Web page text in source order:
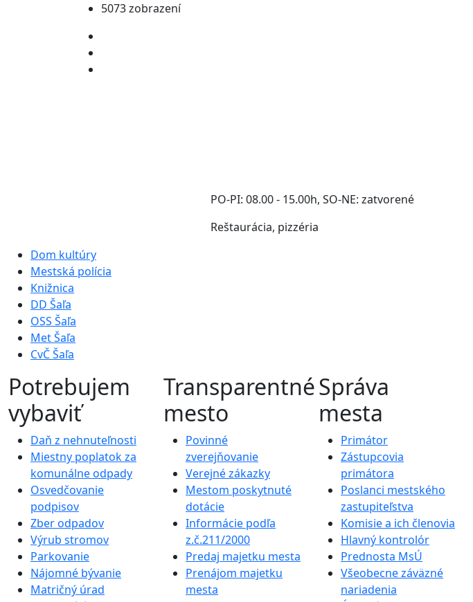
5073 zobrazení
PO-PI: 08.00 - 15.00h, SO-NE: zatvorené
Reštaurácia, pizzéria
Dom kultúry
Mestská polícia
Knižnica
DD Šaľa
OSS Šaľa
Met Šaľa
CvČ Šaľa
Potrebujem
vybaviť
Daň z nehnuteľnosti
Miestny poplatok za
komunálne odpady
Osvedčovanie
podpisov
Zber odpadov
Výrub stromov
Parkovanie
Nájomné bývanie
Matričný úrad
Transparentné
mesto
Povinné
zverejňovanie
Verejné zákazky
Mestom poskytnuté
dotácie
Informácie podľa
z.č.211/2000
Predaj majetku mesta
Prenájom majetku
mesta
Správa
mesta
Primátor
Zástupcovia
primátora
Poslanci mestského
zastupiteľstva
Komisie a ich členovia
Hlavný kontrolór
Prednosta MsÚ
Všeobecne záväzné
nariadenia